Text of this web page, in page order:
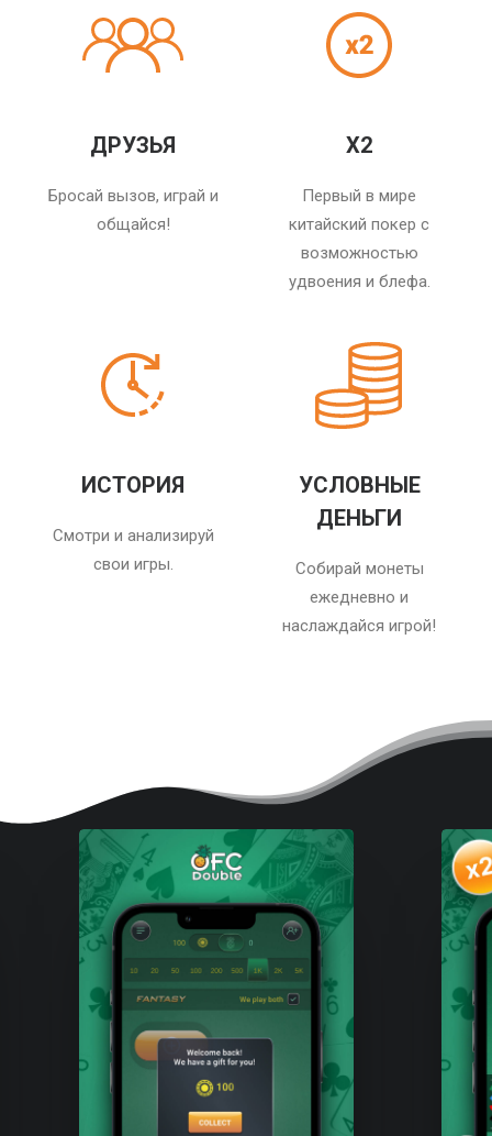
ДРУЗЬЯ
Бросай вызов, играй и
общайся!
X2
Первый в мире
китайский покер с
возможностью
удвоения и блефа.
ИСТОРИЯ
Смотри и анализируй
свои игры.
УСЛОВНЫЕ
ДЕНЬГИ
Собирай монеты
ежедневно и
наслаждайся игрой!